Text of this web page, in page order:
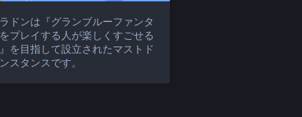
ドンは『グランブルーファンタ
プレイする人が楽しくすごせる
を目指して設立されたマストド
スタンスです。